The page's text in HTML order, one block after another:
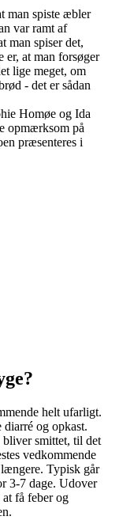
man spiste æbler
var ramt af
man spiser det,
er, at man forsøger
lige meget, om
- det er sådan
Homøe og Ida
opmærksom på
præsenteres i
helt ufarligt.
og opkast.
bliver smittet, til det
vedkommende
Typisk går
3-7 dage. Udover
få feber og